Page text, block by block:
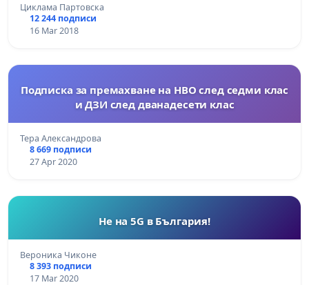
Циклама Партовска
12 244 подписи
16 Mar 2018
Подписка за премахване на НВО след седми клас
и ДЗИ след дванадесети клас
Тера Александрова
8 669 подписи
27 Apr 2020
Не на 5G в България!
Вероника Чиконе
8 393 подписи
17 Mar 2020